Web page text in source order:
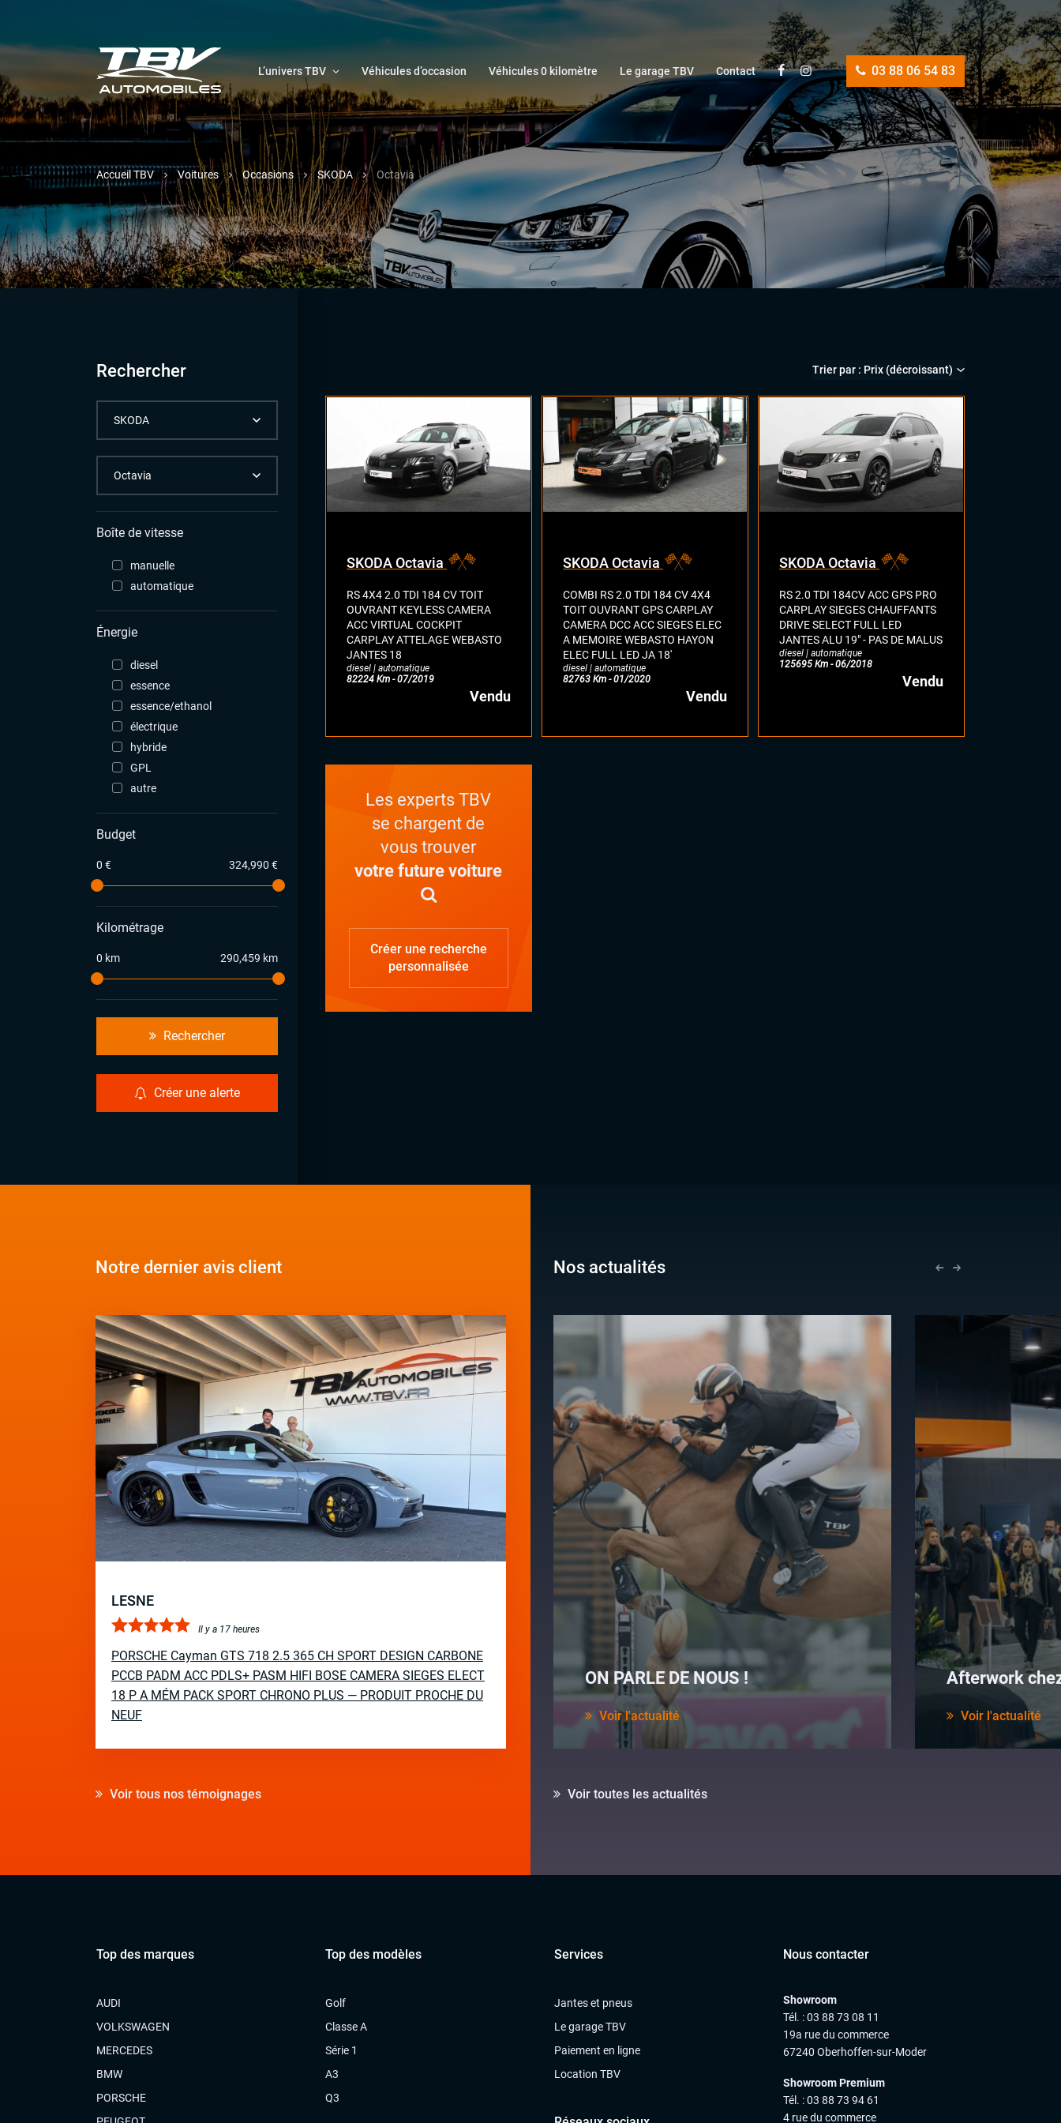
03 88 06 54 83
L’univers TBV Véhicules d’occasion Véhicules 0 kilomètre Le garage TBV Contact
Accueil TBV Voitures Occasions SKODA Octavia
Rechercher
Boîte de vitesse
manuelle
automatique
Énergie
diesel
essence
essence/ethanol
électrique
hybride
GPL
autre
Budget
0 € 324,990 €
Kilométrage
0 km 290,459 km
Rechercher
Créer une alerte
SKODA Octavia
RS 4X4 2.0 TDI 184 CV TOIT
OUVRANT KEYLESS CAMERA
ACC VIRTUAL COCKPIT
CARPLAY ATTELAGE WEBASTO
JANTES 18
diesel | automatique
82224 Km - 07/2019
Vendu
SKODA Octavia
COMBI RS 2.0 TDI 184 CV 4X4
TOIT OUVRANT GPS CARPLAY
CAMERA DCC ACC SIEGES ELEC
A MEMOIRE WEBASTO HAYON
ELEC FULL LED JA 18'
diesel | automatique
82763 Km - 01/2020
Vendu
SKODA Octavia
RS 2.0 TDI 184CV ACC GPS PRO
CARPLAY SIEGES CHAUFFANTS
DRIVE SELECT FULL LED
JANTES ALU 19" - PAS DE MALUS
diesel | automatique
125695 Km - 06/2018
Vendu
Les experts TBV
se chargent de
vous trouver
votre future voiture
Créer une recherche
personnalisée
Notre dernier avis client
LESNE
Il y a 17 heures
PORSCHE Cayman GTS 718 2.5 365 CH SPORT DESIGN CARBONE
PCCB PADM ACC PDLS+ PASM HIFI BOSE CAMERA SIEGES ELECT
18 P A MÉM PACK SPORT CHRONO PLUS — PRODUIT PROCHE DU
NEUF
Voir tous nos témoignages
Nos actualités
ON PARLE DE NOUS !
Voir l'actualité
Afterwork
Voir l'actualité
Voir toutes les actualités
Top des marques
AUDI
VOLKSWAGEN
MERCEDES
BMW
PORSCHE
Top des modèles
Golf
Classe A
Série 1
A3
Q3
Services
Jantes et pneus
Le garage TBV
Paiement en ligne
Location TBV
Nous contacter
Showroom
Tél. : 03 88 73 08 11
19a rue du commerce
67240 Oberhoffen-sur-Moder
Showroom Premium
Tél. : 03 88 73 94 61
4 rue du commerce